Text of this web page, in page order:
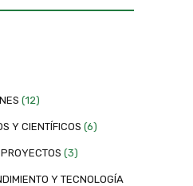
(12)
Y CIENTÍFICOS (6)
(3)
Y TECNOLOGÍA